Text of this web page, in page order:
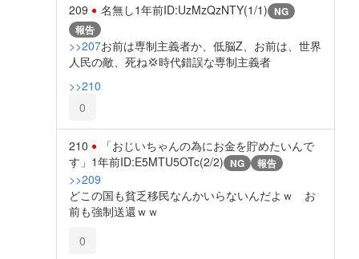
209 名無し1年前ID:UzMzQzNTY(1/1) NG
報告
>>207お前は専制主義者か、低脳Z、お前は、世界
人民の敵、死ね💢時代錯誤な専制主義者
>>210
0
210
「おじいちゃんの為にお金を貯めたいんで
す」 1年前ID:E5MTU5OTc(2/2) NG 報告
>>209
どこの国も貧乏移民なんかいらないんだよｗ お
前も強制送還ｗｗ
0